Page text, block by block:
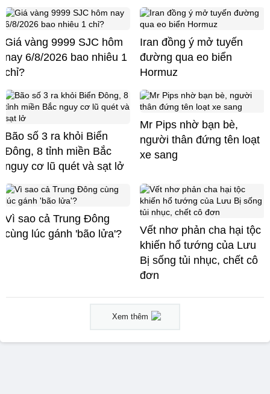
Giá vàng 9999 SJC hôm
nay 6/8/2026 bao nhiêu 1
chỉ?
Iran đồng ý mở tuyến
đường qua eo biển
Hormuz
Bão số 3 ra khỏi Biển
Đông, 8 tỉnh miền Bắc
nguy cơ lũ quét và sạt lở
Mr Pips nhờ bạn bè,
người thân đứng tên loạt
xe sang
Vì sao cả Trung Đông
cùng lúc gánh 'bão lửa'?
Vết nhơ phản cha hại tộc
khiến hổ tướng của Lưu
Bị sống tủi nhục, chết cô
đơn
Xem thêm